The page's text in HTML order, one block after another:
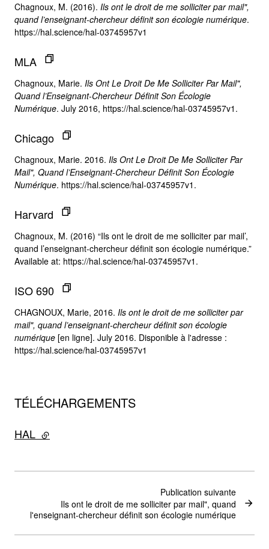
Chagnoux, M. (2016). Ils ont le droit de me solliciter par mail",
quand l’enseignant-chercheur définit son écologie numérique.
https://hal.science/hal-03745957v1
MLA
Chagnoux, Marie. Ils Ont Le Droit De Me Solliciter Par Mail",
Quand l’Enseignant-Chercheur Définit Son Écologie
Numérique. July 2016, https://hal.science/hal-03745957v1.
Chicago
Chagnoux, Marie. 2016. Ils Ont Le Droit De Me Solliciter Par
Mail", Quand l’Enseignant-Chercheur Définit Son Écologie
Numérique. https://hal.science/hal-03745957v1.
Harvard
Chagnoux, M. (2016) “Ils ont le droit de me solliciter par mail’,
quand l’enseignant-chercheur définit son écologie numérique.”
Available at: https://hal.science/hal-03745957v1.
ISO 690
CHAGNOUX, Marie, 2016. Ils ont le droit de me solliciter par
mail", quand l’enseignant-chercheur définit son écologie
numérique [en ligne]. July 2016. Disponible à l'adresse :
https://hal.science/hal-03745957v1
TÉLÉCHARGEMENTS
HAL - lien externe
Publication suivante
Ils ont le droit de me solliciter par mail", quand
l'enseignant-chercheur définit son écologie numérique